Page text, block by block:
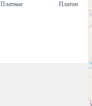
Платные Платон